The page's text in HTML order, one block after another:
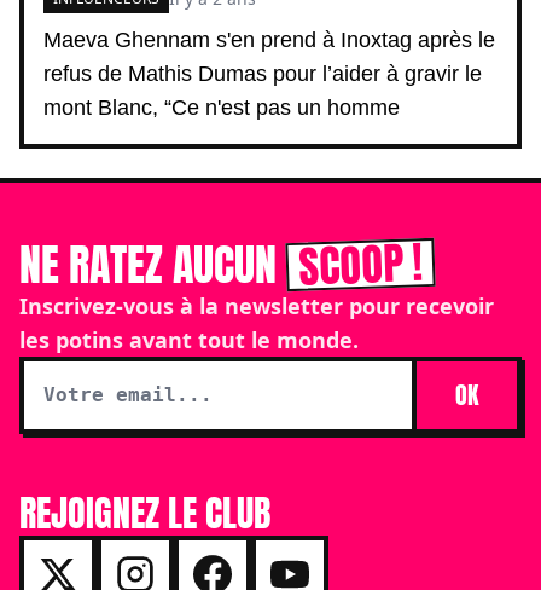
Maeva Ghennam s'en prend à Inoxtag après le
refus de Mathis Dumas pour l’aider à gravir le
mont Blanc, “Ce n'est pas un homme
NE RATEZ AUCUNSCOOP !
Inscrivez-vous à la newsletter pour recevoir
les potins avant tout le monde.
OK
REJOIGNEZ LE CLUB